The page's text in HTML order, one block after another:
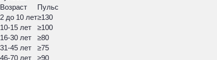
Возраст
Пульс
2 до 10 лет≥130
10-15 лет
≥100
16-30 лет
≥80
31-45 лет
≥75
46-70 лет
≥90